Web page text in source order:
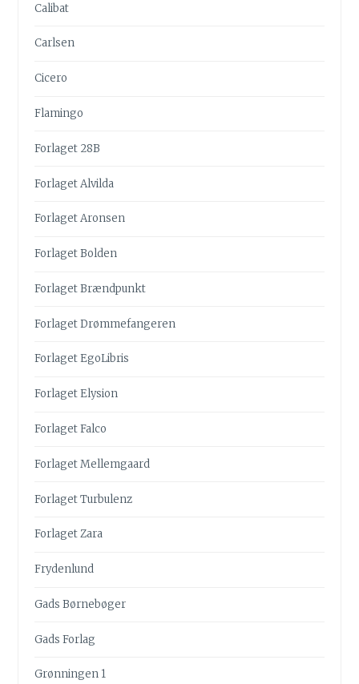
Calibat
Carlsen
Cicero
Flamingo
Forlaget 28B
Forlaget Alvilda
Forlaget Aronsen
Forlaget Bolden
Forlaget Brændpunkt
Forlaget Drømmefangeren
Forlaget EgoLibris
Forlaget Elysion
Forlaget Falco
Forlaget Mellemgaard
Forlaget Turbulenz
Forlaget Zara
Frydenlund
Gads Børnebøger
Gads Forlag
Grønningen 1